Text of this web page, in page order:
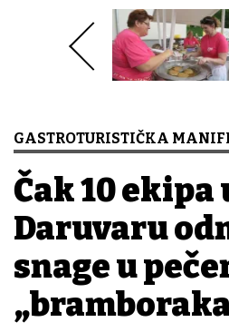
GASTROTURISTIČKA
Čak 10 ekipa
Daruvaru
snage u